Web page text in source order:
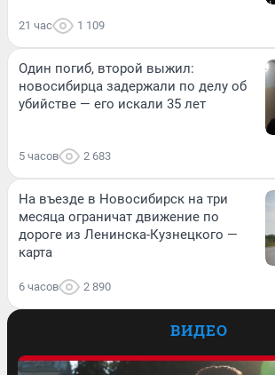
21 час 1 109
Один погиб, второй выжил:
новосибирца задержали по делу об
убийстве — его искали 35 лет
5 часов 2 683
На въезде в Новосибирск на три
месяца ограничат движение по
дороге из Ленинска-Кузнецкого —
карта
6 часов 2 890
ВИДЕО